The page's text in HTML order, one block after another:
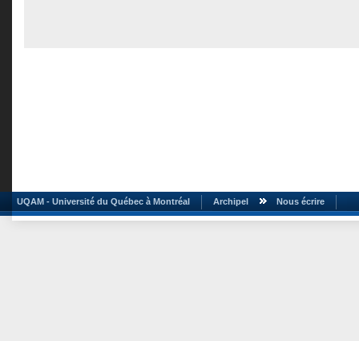
UQAM - Université du Québec à Montréal Archipel Nous écrire